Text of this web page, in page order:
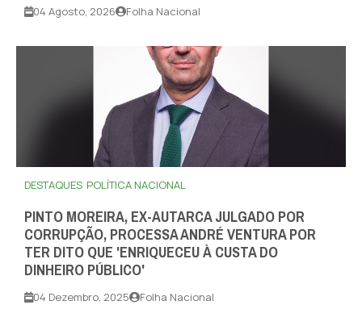
04 Agosto, 2026 Folha Nacional
DESTAQUES POLÍTICA NACIONAL
PINTO MOREIRA, EX-AUTARCA JULGADO POR
CORRUPÇÃO, PROCESSA ANDRÉ VENTURA POR
TER DITO QUE 'ENRIQUECEU À CUSTA DO
DINHEIRO PÚBLICO'
04 Dezembro, 2025 Folha Nacional